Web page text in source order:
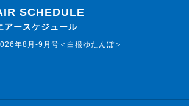
SCHEDULE
アースケジュール
年8月-9月号＜白根ゆたんぽ＞